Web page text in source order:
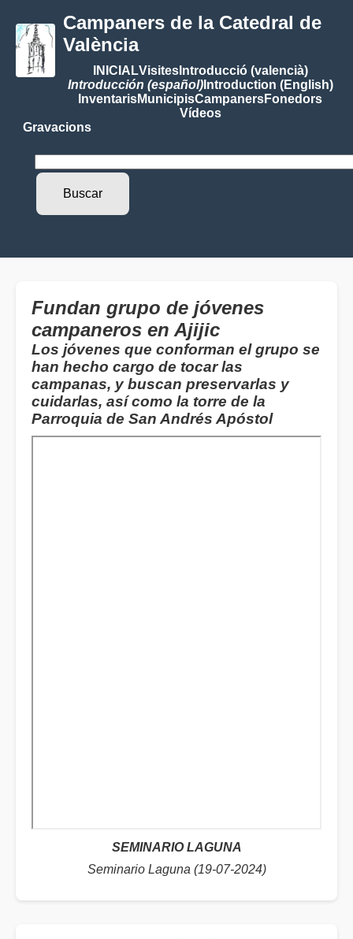
Campaners de la Catedral de
València
INICIALVisitesIntroducció (valencià)
Introducción (español)Introduction (English)
InventarisMunicipisCampanersFonedors
Vídeos
Gravacions
Fundan grupo de jóvenes
campaneros en Ajijic
Los jóvenes que conforman el grupo se
han hecho cargo de tocar las
campanas, y buscan preservarlas y
cuidarlas, así como la torre de la
Parroquia de San Andrés Apóstol
SEMINARIO LAGUNA
Seminario Laguna (19-07-2024)